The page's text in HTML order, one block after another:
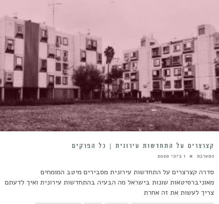
קצרצרים על התחדשות עירונית | כל הפרקים
המערכת 1 ביוני 2020
סדרה קצרצרים על התחדשות עירונית מסבירים מיטב המומחים
מאוניברסיטאות שונות בישראל מה הבעיה בהתחדשות עירונית ואיך לדעתם
צריך לעשות את זה אחרת